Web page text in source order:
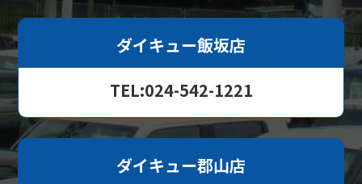
ダイキュー飯坂店
TEL:024-542-1221
ダイキュー郡山店